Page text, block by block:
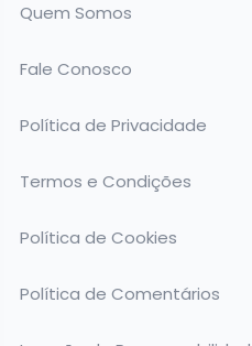
Quem Somos
Fale Conosco
Política de Privacidade
Termos e Condições
Política de Cookies
Política de Comentários